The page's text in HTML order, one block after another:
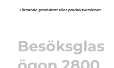
Liknande produkter eller produktversioner
Besöksglas